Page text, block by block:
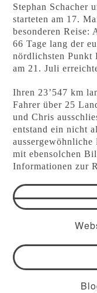
Stephan Schacher
starteten am 17.
besonderen Reise:
66 Tage lang der
nördlichsten Punkt
am 21. Juli
Ihren 23’547 km
Fahrer über 25
und Chris
entstand ein nicht
aussergewöhnliche
mit ebensolchen
Informationen zur